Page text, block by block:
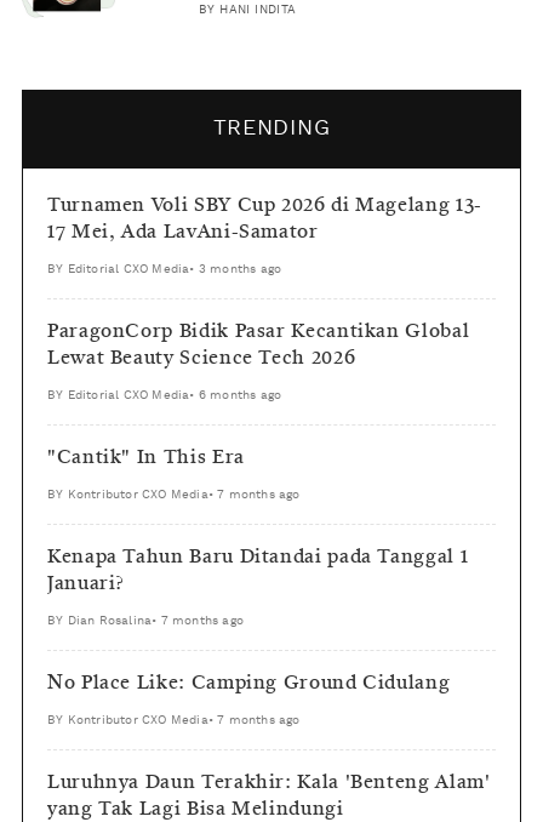
BY HANI INDITA
TRENDING
Turnamen Voli SBY Cup 2026 di Magelang 13-
17 Mei, Ada LavAni-Samator
BY Editorial CXO Media• 3 months ago
ParagonCorp Bidik Pasar Kecantikan Global
Lewat Beauty Science Tech 2026
BY Editorial CXO Media• 6 months ago
"Cantik" In This Era
BY Kontributor CXO Media•7 months ago
Kenapa Tahun Baru Ditandai pada Tanggal 1
Januari?
BY Dian Rosalina• 7 months ago
No Place Like: Camping Ground Cidulang
BY Kontributor CXO Media•7 months ago
Luruhnya Daun Terakhir: Kala 'Benteng Alam'
yang Tak Lagi Bisa Melindungi